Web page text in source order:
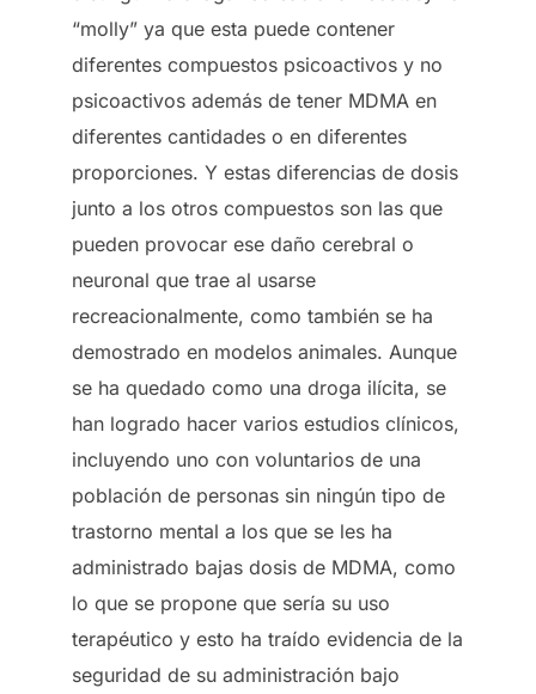
“molly” ya que esta puede contener
diferentes compuestos psicoactivos y no
psicoactivos además de tener MDMA en
diferentes cantidades o en diferentes
proporciones. Y estas diferencias de dosis
junto a los otros compuestos son las que
pueden provocar ese daño cerebral o
neuronal que trae al usarse
recreacionalmente, como también se ha
demostrado en modelos animales. Aunque
se ha quedado como una droga ilícita, se
han logrado hacer varios estudios clínicos,
incluyendo uno con voluntarios de una
población de personas sin ningún tipo de
trastorno mental a los que se les ha
administrado bajas dosis de MDMA, como
lo que se propone que sería su uso
terapéutico y esto ha traído evidencia de la
seguridad de su administración bajo